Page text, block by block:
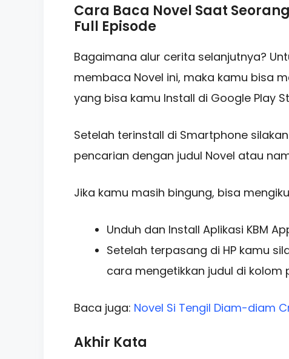
Cara Baca Novel Saat
Full Episode
Bagaimana alur cerita selanjutnya?
membaca Novel ini, maka kamu bisa
yang bisa kamu Install di Google Play
Setelah terinstall di Smartphone
pencarian dengan judul Novel atau
Jika kamu masih bingung, bisa
Unduh dan Install Aplikasi KBM
Setelah terpasang di HP kamu
cara mengetikkan judul di
Baca juga: Novel Si Tengil Diam-diam
Akhir Kata